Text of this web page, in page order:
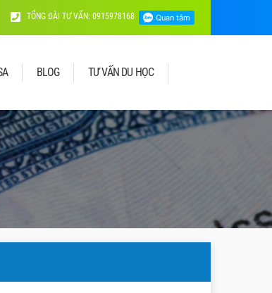
TỔNG ĐÀI TƯ VẤN: 0915978168
BLOG TƯ VẤN DU HỌC